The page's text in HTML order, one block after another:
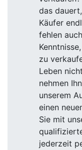
das
Käufer
fehlen
zu
Leben
nehmen
unserem
einen
Sie mit
jederzeit